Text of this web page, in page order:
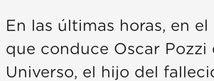
En las últimas horas, en
que conduce Oscar Pozzi
Universo, el hijo del